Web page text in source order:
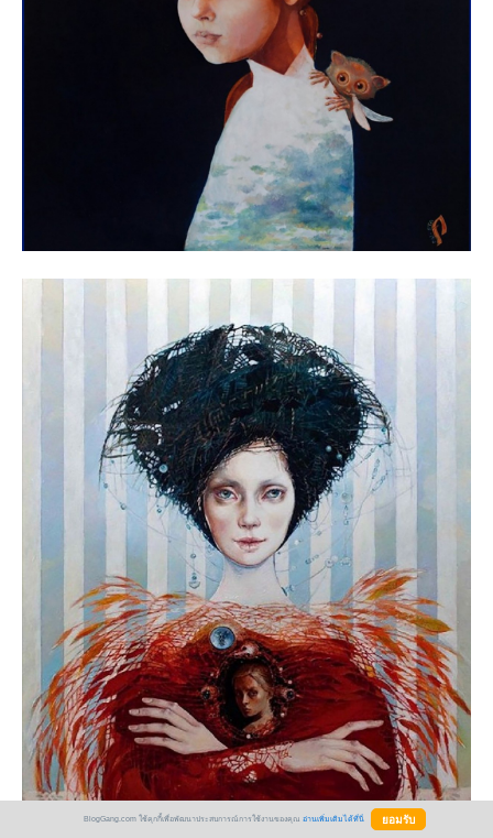
BlogGang.com ใช้คุกกี้เพื่อพัฒนาประสบการณ์การใช้งานของคุณ อ่านเพิ่มเติมได้ที่นี่